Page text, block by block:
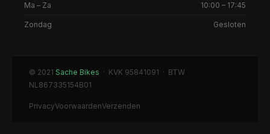
Ma – Za 10:00 – 17:45
Zondag Gesloten
© 2021 Sache Bikes · KVK 95841091 · BTW
NL867335154B01
PrivacyVoorwaardenVerzenden